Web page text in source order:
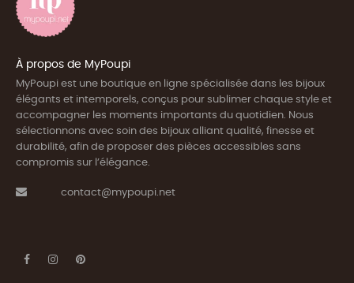
À propos de MyPoupi
MyPoupi est une boutique en ligne spécialisée dans les bijoux
élégants et intemporels, conçus pour sublimer chaque style et
accompagner les moments importants du quotidien. Nous
sélectionnons avec soin des bijoux alliant qualité, finesse et
durabilité, afin de proposer des pièces accessibles sans
compromis sur l’élégance.
contact@mypoupi.net